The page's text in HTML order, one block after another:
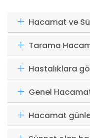
Hacamat ve
Tarama
Hastalıklara
Genel
Hacamat